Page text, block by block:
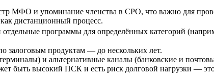
МФО и упоминание членства в СРО, что важно для
дистанционный процесс.
программы для определённых категорий
залоговым продуктам — до нескольких лет.
и альтернативные каналы (банковские и
быть высокий ПСК и есть риск долговой нагрузки —